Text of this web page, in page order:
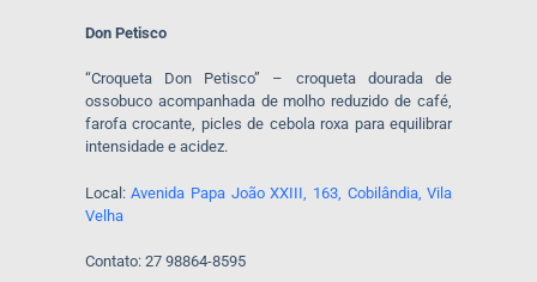
Don Petisco
“Croqueta Don Petisco” – croqueta dourada de
ossobuco acompanhada de molho reduzido de café,
farofa crocante, picles de cebola roxa para equilibrar
intensidade e acidez.
Local:Avenida Papa João XXIII, 163, Cobilândia, Vila
Velha
Contato: 27 98864-8595